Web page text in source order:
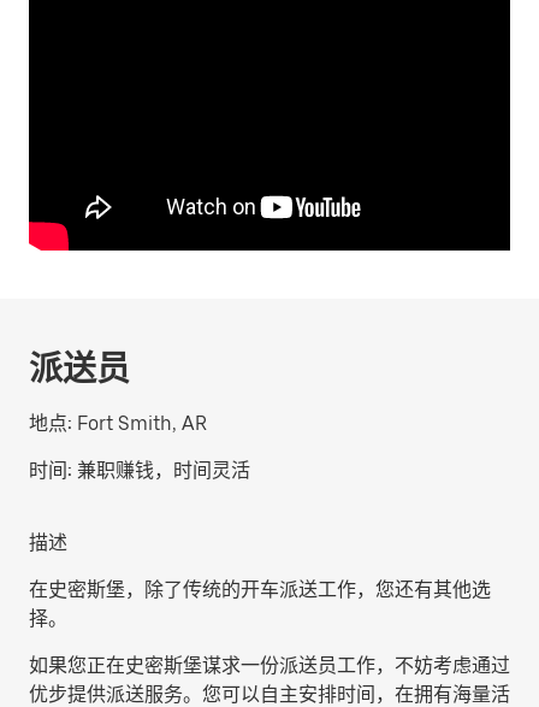
派送员
地点: Fort Smith, AR
时间: 兼职赚钱，时间灵活
描述
在史密斯堡，除了传统的开车派送工作，您还有其他选
择。
如果您正在史密斯堡谋求一份派送员工作，不妨考虑通过
优步提供派送服务。您可以自主安排时间，在拥有海量活